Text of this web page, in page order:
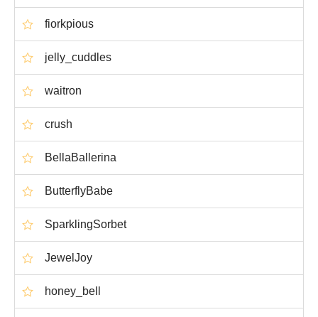
fiorkpious
jelly_cuddles
waitron
crush
BellaBallerina
ButterflyBabe
SparklingSorbet
JewelJoy
honey_bell